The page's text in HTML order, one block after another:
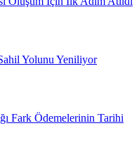
Yolunu Yeniliyor
Fark Ödemelerinin Tarihi